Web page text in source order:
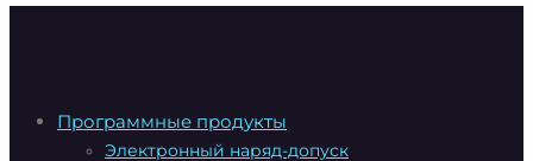
Программные продукты
Электронный наряд-допуск